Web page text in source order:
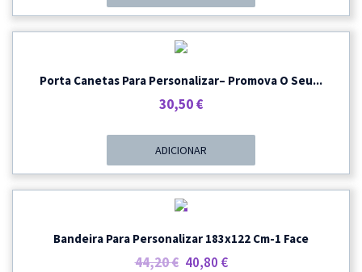
Porta Canetas Para Personalizar– Promova O Seu...
30,50€
ADICIONAR
Bandeira Para Personalizar 183x122 Cm-1 Face
44,20€ O
40,80 €O